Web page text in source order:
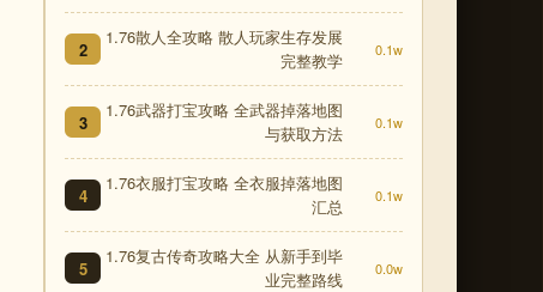
2
1.76散人全攻略 散人玩家生存发展
完整教学
0.1w
3
1.76武器打宝攻略 全武器掉落地图
与获取方法
0.1w
4
1.76衣服打宝攻略 全衣服掉落地图
汇总
0.1w
5
1.76复古传奇攻略大全 从新手到毕
业完整路线
0.0w